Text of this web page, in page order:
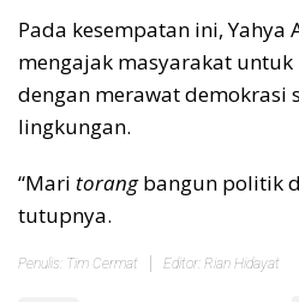
Pada kesempatan ini,
mengajak masyarakat
dengan merawat demokrasi
lingkungan.
“Mari torangbangun politik
tutupnya.
Penulis: Tim Cermat Editor: Rian Hidayat